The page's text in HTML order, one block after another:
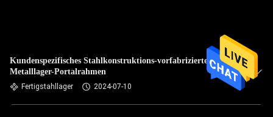
Kundenspezifisches Stahlkonstruktions-vorfabriziertes
Metalllager-Portalrahmen
Fertigstahllager 2024-07-10